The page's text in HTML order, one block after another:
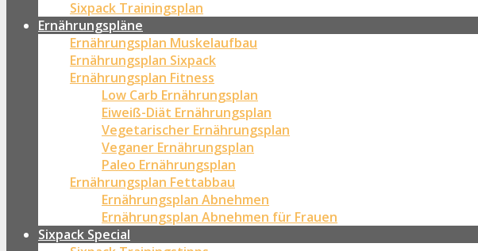
Sixpack Trainingsplan
Ernährungspläne
Ernährungsplan Muskelaufbau
Ernährungsplan Sixpack
Ernährungsplan Fitness
Low Carb Ernährungsplan
Eiweiß-Diät Ernährungsplan
Vegetarischer Ernährungsplan
Veganer Ernährungsplan
Paleo Ernährungsplan
Ernährungsplan Fettabbau
Ernährungsplan Abnehmen
Ernährungsplan Abnehmen für Frauen
Sixpack Special